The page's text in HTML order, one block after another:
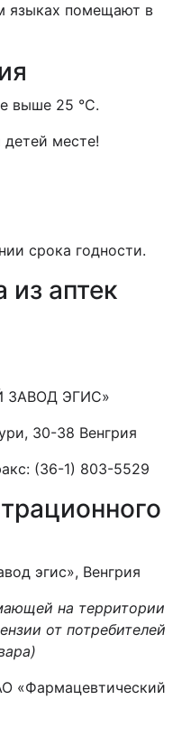
языках помещают в
выше 25 °С.
месте!
срока годности.
из аптек
ЗАВОД ЭГИС»
30-38 Венгрия
(36-1) 803-5529
эгис», Венгрия
на территории
от потребителей
«Фармацевтический